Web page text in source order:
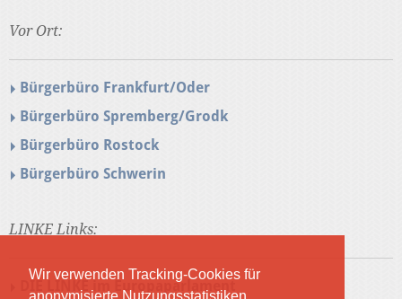
Wir verwenden Tracking-Cookies für
Vor Ort:
Bürgerbüro Frankfurt/Oder
Bürgerbüro Spremberg/Grodk
Bürgerbüro Rostock
Bürgerbüro Schwerin
LINKE Links:
DIE LINKE im Europaparlament